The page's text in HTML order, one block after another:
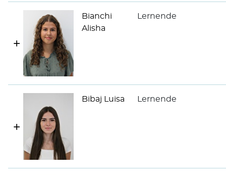
Bianchi
Alisha
Lernende
Bibaj Luisa Lernende